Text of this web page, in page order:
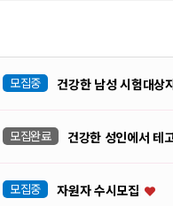
모집중 건강한 남성 시험대
모집완료 건강한 성인에서 테
모집중 자원자 수시모집